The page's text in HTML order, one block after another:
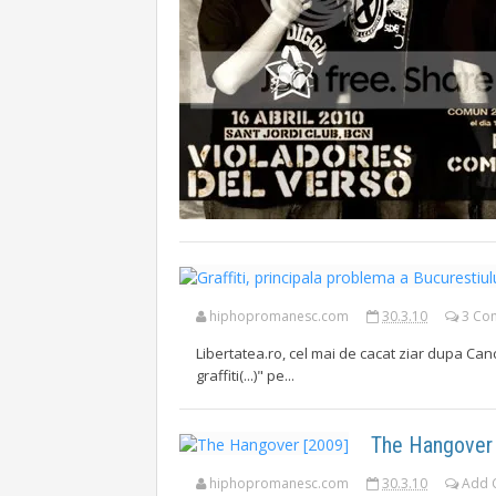
hiphopromanesc.com 30.3.10 3
Libertatea.ro, cel mai de cacat ziar dupa
graffiti(...)" pe...
The
hiphopromanesc.com 30.3.10 Add